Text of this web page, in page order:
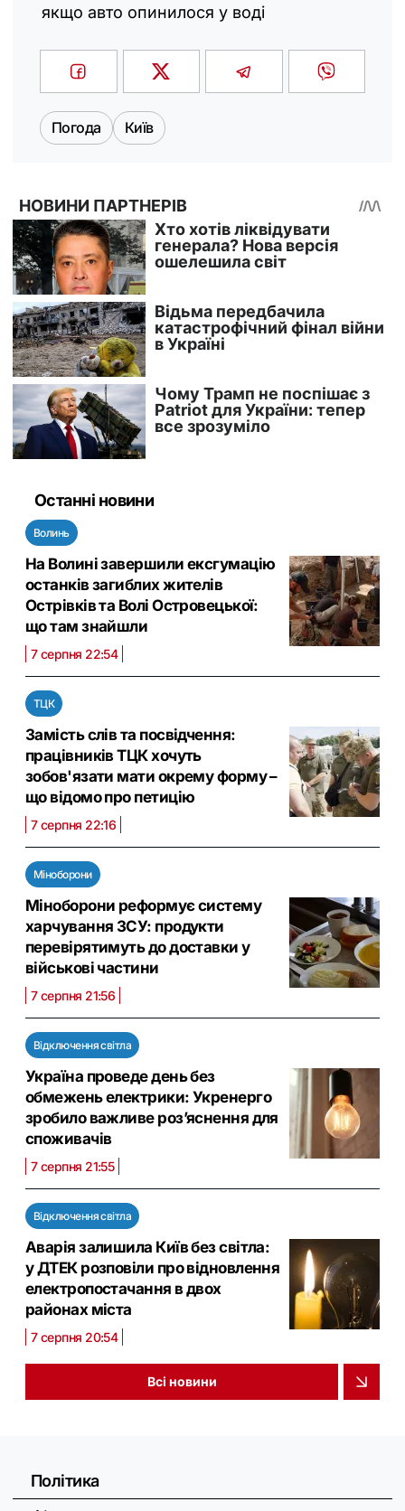
якщо авто опинилося у воді
Погода Київ
Останні новини
Волинь
На Волині завершили ексгумацію
останків загиблих жителів
Острівків та Волі Островецької:
що там знайшли
7 серпня 22:54
ТЦК
Замість слів та посвідчення:
працівників ТЦК хочуть
зобов'язати мати окрему форму –
що відомо про петицію
7 серпня 22:16
Міноборони
Міноборони реформує систему
харчування ЗСУ: продукти
перевірятимуть до доставки у
військові частини
7 серпня 21:56
Відключення світла
Україна проведе день без
обмежень електрики: Укренерго
зробило важливе роз’яснення для
споживачів
7 серпня 21:55
Відключення світла
Аварія залишила Київ без світла:
у ДТЕК розповіли про відновлення
електропостачання в двох
районах міста
7 серпня 20:54
Всі новини
Політика